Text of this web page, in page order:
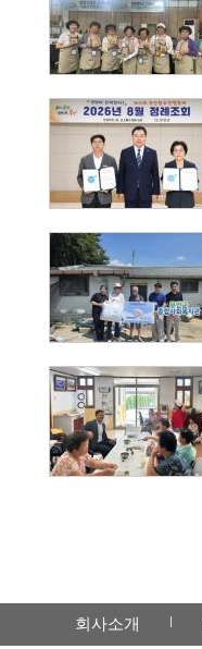
회사소개